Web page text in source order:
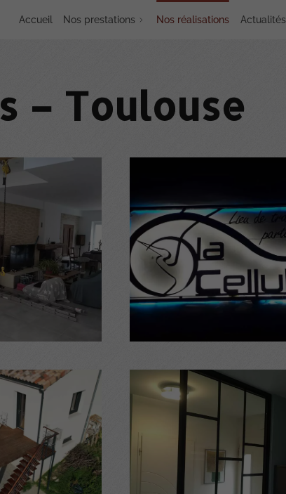
Accueil Nos prestations Nos réalisations Actualités
– Toulouse